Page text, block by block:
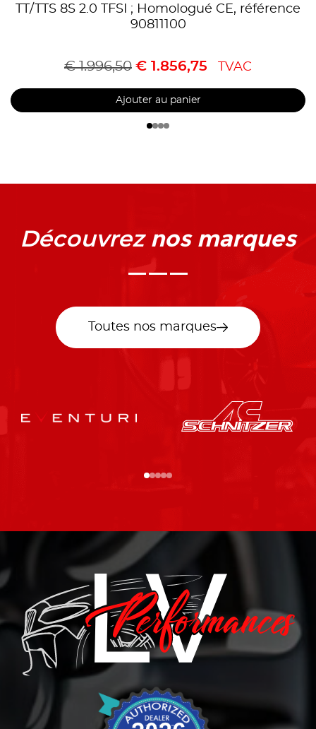
TT/TTS 8S 2.0 TFSI ; Homologué CE, référence
90811100
€1.996,50 € 1.856,75 TVAC
Ajouter au panier
Découvrez nos marques
Toutes nos marques